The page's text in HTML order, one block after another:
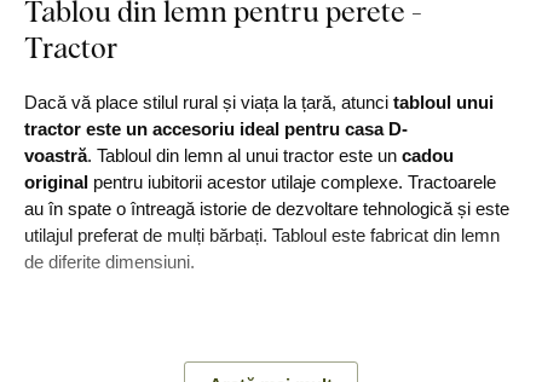
Tablou din lemn pentru perete -
Tractor
Dacă vă place stilul rural și viața la țară, atunci tabloul unui
tractor este un accesoriu ideal pentru casa D-
voastră. Tabloul din lemn al unui tractor este un cadou
original pentru iubitorii acestor utilaje complexe. Tractoarele
au în spate o întreagă istorie de dezvoltare tehnologică și este
utilajul preferat de mulți bărbați. Tabloul este fabricat din lemn
de diferite dimensiuni.
Principalele avantaje ale produsului: